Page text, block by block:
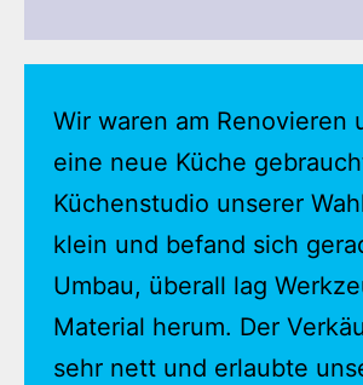
Wir waren am Renovieren
eine neue Küche
Küchenstudio unserer
klein und befand sich
Umbau, überall lag
Material herum. Der
sehr nett und erlaubte